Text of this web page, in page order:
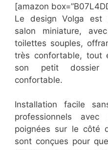
[amazon
Le design Volga est
salon miniature,
toilettes souples,
très confortable, tout
son petit dossier
confortable.
Installation facile
professionnels
poignées sur le côté
sont conçues pour